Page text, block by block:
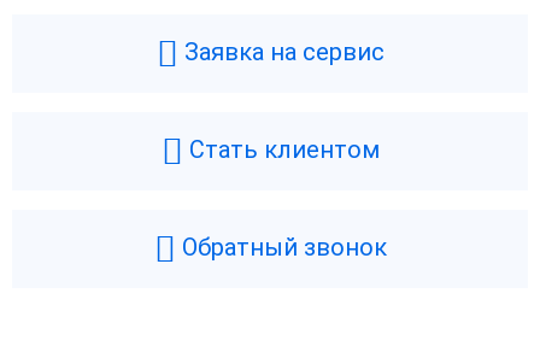
Заявка на сервис
Стать клиентом
Обратный звонок